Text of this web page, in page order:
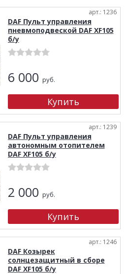
арт.: 1236
DAF Пульт управления
пневмоподвеской DAF XF105
б/у
6 000 руб.
арт.: 1239
DAF Пульт управления
автономным отопителем
DAF XF105 б/у
2 000 руб.
арт.: 1246
DAF Козырек
солнцезащитный в сборе
DAF XF105 б/у